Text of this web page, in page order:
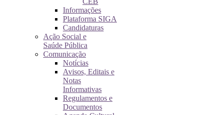
Informações
Plataforma SIGA
Candidaturas
Ação Social e
Saúde Pública
Comunicação
Notícias
Avisos, Editais e
Notas
Informativas
Regulamentos e
Documentos